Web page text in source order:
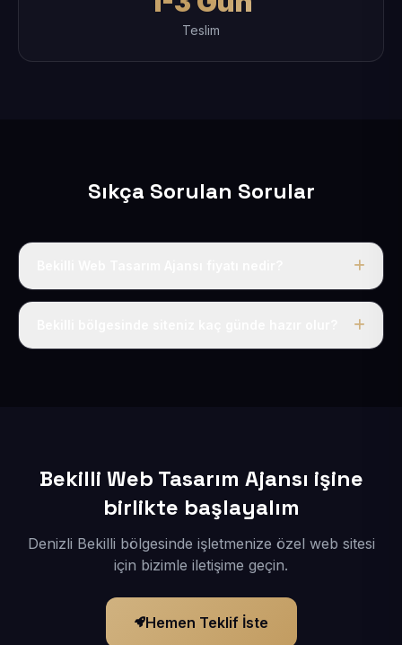
Teslim
Sıkça Sorulan Sorular
Tek fiyat uygulanır: yıllık 50 USD + KDV. Bu bedele alan
Bekilli Web Tasarım Ajansı işine
birlikte başlayalım
Denizli Bekilli bölgesinde işletmenize özel web sitesi
için bizimle iletişime geçin.
Hemen Teklif İste